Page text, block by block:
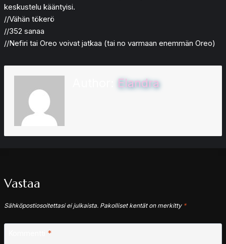
keskustelu kääntyisi.
//Vähän tökerö
//352 sanaa
//Nefiri tai Oreo voivat jatkaa (tai no varmaan enemmän Oreo)
Elandra
Vastaa
Sähköpostiosoitettasi ei julkaista. Pakolliset kentät on merkitty *
*